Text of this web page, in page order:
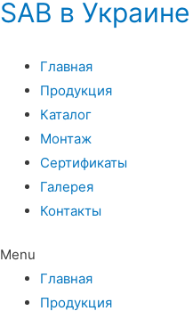
SAB в Украине
Главная
Продукция
Каталог
Монтаж
Сертификаты
Галерея
Контакты
Menu
Главная
Продукция